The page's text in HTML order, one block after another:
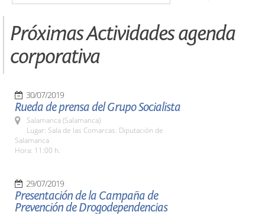
Próximas Actividades agenda
corporativa
30/07/2019
Rueda de prensa del Grupo Socialista
Salamanca (Salamanca)
Lugar: Sala de las Comarcas. Diputación de
Salamanca
Hora: 11:00 h.
29/07/2019
Presentación de la Campaña de
Prevención de Drogodependencias